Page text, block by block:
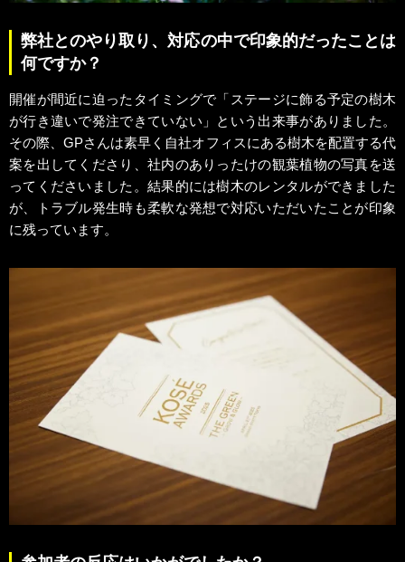
弊社とのやり取り、対応の中で印象的だったことは
何ですか？
開催が間近に迫ったタイミングで「ステージに飾る予定の樹木
が行き違いで発注できていない」という出来事がありました。
その際、GPさんは素早く自社オフィスにある樹木を配置する代
案を出してくださり、社内のありったけの観葉植物の写真を送
ってくださいました。結果的には樹木のレンタルができました
が、トラブル発生時も柔軟な発想で対応いただいたことが印象
に残っています。